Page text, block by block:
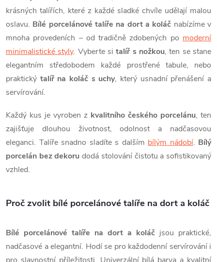
a
c
í
p
r
v
k
y
v
ý
i
s
krásných talířích, které z každé sladké chvíle udělají malou
oslavu. Bílé porcelánové talíře na dort a koláč nabízíme v
mnoha provedeních – od tradičně zdobených po moderní
minimalistické styly. Vyberte sitalíř s nožkou, ten se stane
elegantním středobodem každé prostřené tabule, nebo
praktický talíř na koláč s uchy, který usnadní přenášení a
servírování.
Každý kus je vyroben z kvalitního českého porcelánu, ten
zajišťuje dlouhou životnost, odolnost a nadčasovou
eleganci. Talíře snadno sladíte s dalším bílým nádobí. Bílý
porcelán bez dekoru dodá stolování čistotu a sofistikovaný
vzhled.
Proč zvolit bílé porcelánové talíře na dort a koláč
Bílé porcelánové talíře na dort a koláč jsou praktické,
nadčasové a elegantní. Hodí se pro každodenní servírování i